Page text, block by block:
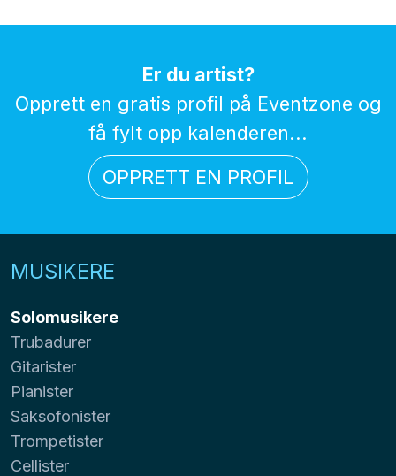
Er du artist?
Opprett en gratis profil på Eventzone og
få fylt opp kalenderen...
OPPRETT EN PROFIL
MUSIKERE
Solomusikere
Trubadurer
Gitarister
Pianister
Saksofonister
Trompetister
Cellister